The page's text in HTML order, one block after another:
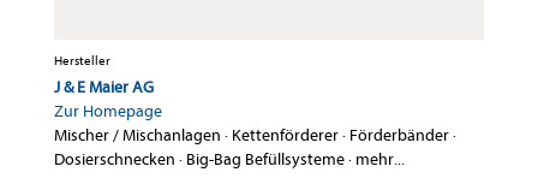
Hersteller
J & E Maier AG
Zur Homepage
Mischer / Mischanlagen · Kettenförderer· Förderbänder·
Dosierschnecken · Big-Bag Befüllsysteme· mehr...